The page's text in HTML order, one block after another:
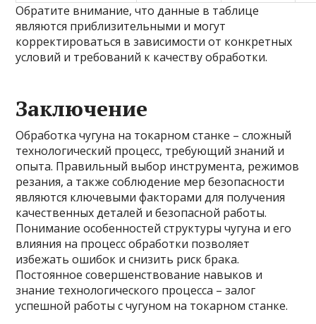
Обратите внимание, что данные в таблице
являются приблизительными и могут
корректироваться в зависимости от конкретных
условий и требований к качеству обработки.
Заключение
Обработка чугуна на токарном станке – сложный
технологический процесс, требующий знаний и
опыта. Правильный выбор инструмента, режимов
резания, а также соблюдение мер безопасности
являются ключевыми факторами для получения
качественных деталей и безопасной работы.
Понимание особенностей структуры чугуна и его
влияния на процесс обработки позволяет
избежать ошибок и снизить риск брака.
Постоянное совершенствование навыков и
знание технологического процесса – залог
успешной работы с чугуном на токарном станке.